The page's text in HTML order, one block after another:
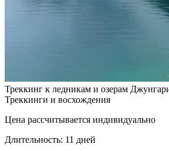
Треккинг к ледникам и озерам
Треккинги и восхождения
Цена рассчитывается индивидуально
Длительность: 11 дней